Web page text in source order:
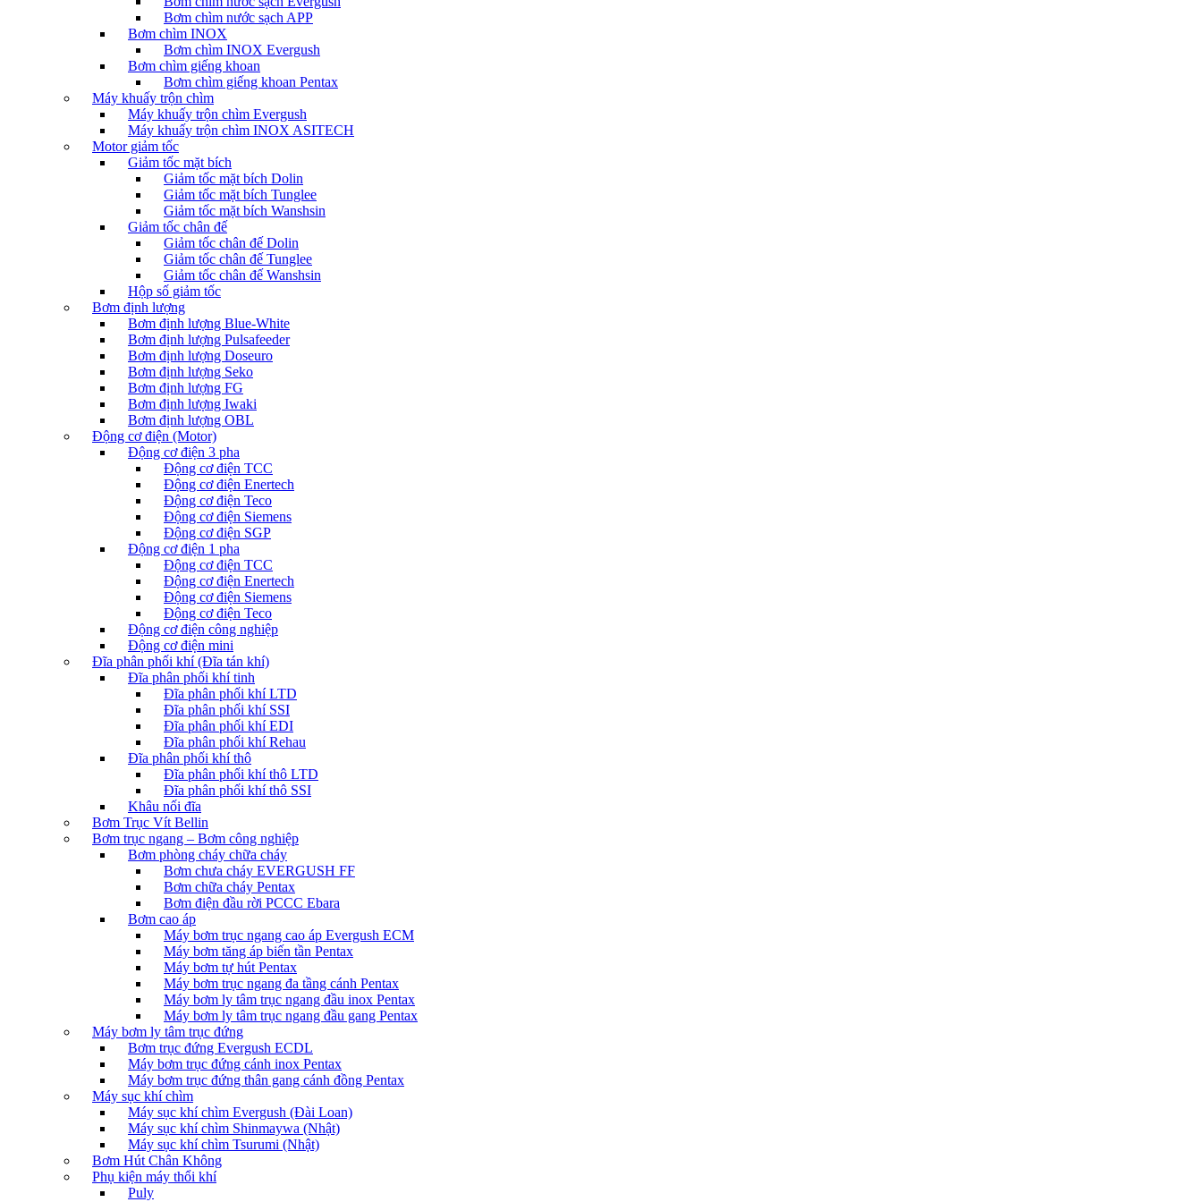
Bơm chìm nước sạch APP
Bơm chìm INOX
Bơm chìm INOX Evergush
Bơm chìm giếng khoan
Bơm chìm giếng khoan Pentax
Máy khuấy trộn chìm
Máy khuấy trộn chìm Evergush
Máy khuấy trộn chìm INOX ASITECH
Motor giảm tốc
Giảm tốc mặt bích
Giảm tốc mặt bích Dolin
Giảm tốc mặt bích Tunglee
Giảm tốc mặt bích Wanshsin
Giảm tốc chân đế
Giảm tốc chân đế Dolin
Giảm tốc chân đế Tunglee
Giảm tốc chân đế Wanshsin
Hộp số giảm tốc
Bơm định lượng
Bơm định lượng Blue-White
Bơm định lượng Pulsafeeder
Bơm định lượng Doseuro
Bơm định lượng Seko
Bơm định lượng FG
Bơm định lượng Iwaki
Bơm định lượng OBL
Động cơ điện (Motor)
Động cơ điện 3 pha
Động cơ điện TCC
Động cơ điện Enertech
Động cơ điện Teco
Động cơ điện Siemens
Động cơ điện SGP
Động cơ điện 1 pha
Động cơ điện TCC
Động cơ điện Enertech
Động cơ điện Siemens
Động cơ điện Teco
Động cơ điện công nghiệp
Động cơ điện mini
Đĩa phân phối khí (Đĩa tán khí)
Đĩa phân phối khí tinh
Đĩa phân phối khí LTD
Đĩa phân phối khí SSI
Đĩa phân phối khí EDI
Đĩa phân phối khí Rehau
Đĩa phân phối khí thô
Đĩa phân phối khí thô LTD
Đĩa phân phối khí thô SSI
Khâu nối đĩa
Bơm Trục Vít Bellin
Bơm trục ngang – Bơm công nghiệp
Bơm phòng cháy chữa cháy
Bơm chưa cháy EVERGUSH FF
Bơm chữa cháy Pentax
Bơm điện đầu rời PCCC Ebara
Bơm cao áp
Máy bơm trục ngang cao áp Evergush ECM
Máy bơm tăng áp biến tần Pentax
Máy bơm tự hút Pentax
Máy bơm trục ngang đa tầng cánh Pentax
Máy bơm ly tâm trục ngang đầu inox Pentax
Máy bơm ly tâm trục ngang đầu gang Pentax
Máy bơm ly tâm trục đứng
Bơm trục đứng Evergush ECDL
Máy bơm trục đứng cánh inox Pentax
Máy bơm trục đứng thân gang cánh đồng Pentax
Máy sục khí chìm
Máy sục khí chìm Evergush (Đài Loan)
Máy sục khí chìm Shinmaywa (Nhật)
Máy sục khí chìm Tsurumi (Nhật)
Bơm Hút Chân Không
Phụ kiện máy thổi khí
Puly